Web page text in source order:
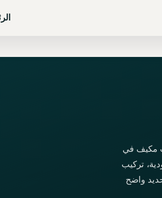
مكيف في
تركيب
واضح